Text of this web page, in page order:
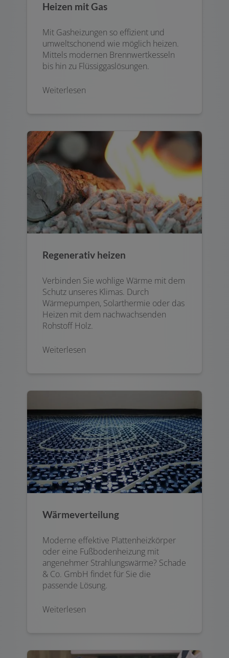
Heizen mit Gas
Mit Gasheizungen so effizient und
umweltschonend wie möglich heizen.
Mittels modernen Brennwertkesseln
bis hin zu Flüssiggaslösungen.
Weiterlesen
Regenerativ heizen
Verbinden Sie wohlige Wärme mit dem
Schutz unseres Klimas. Durch
Wärmepumpen, Solarthermie oder das
Heizen mit dem nachwachsenden
Rohstoff Holz.
Weiterlesen
Wärmeverteilung
Moderne effektive Plattenheizkörper
oder eine Fußbodenheizung mit
angenehmer Strahlungswärme? Schade
& Co. GmbH findet für Sie die
passende Lösung.
Weiterlesen